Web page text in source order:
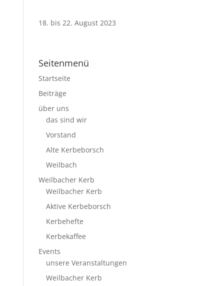
18. bis 22. August 2023
Seitenmenü
Startseite
Beiträge
über uns
das sind wir
Vorstand
Alte Kerbeborsch
Weilbach
Weilbacher Kerb
Weilbacher Kerb
Aktive Kerbeborsch
Kerbehefte
Kerbekaffee
Events
unsere Veranstaltungen
Weilbacher Kerb